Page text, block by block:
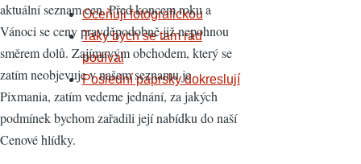
aktuální seznam cen. Před koncem roku a
Vánoci se ceny pravděpodobně již nepohnou
směrem dolů. Zajímavým obchodem, který se
zatím neobjevuje v našem seznamu je
Pixmania, zatím vedeme jednání, za jakých
podmínek bychom zařadili její nabídku do naší
Cenové hlídky.
Oceňuji fotografickou
Taky bych se tam rád
podíval
Poslední paprsky dokreslují